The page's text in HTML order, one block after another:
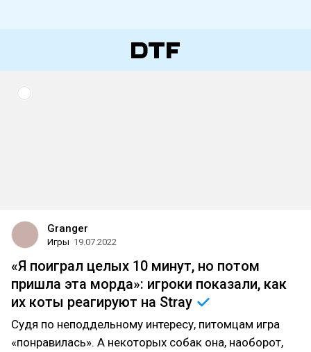
Granger
Игры 19.07.2022
«Я поиграл целых 10 минут, но потом
пришла эта морда»: игроки показали, как
их коты реагируют на Stray
Судя по неподдельному интересу, питомцам игра
«понравилась». А некоторых собак она, наоборот,